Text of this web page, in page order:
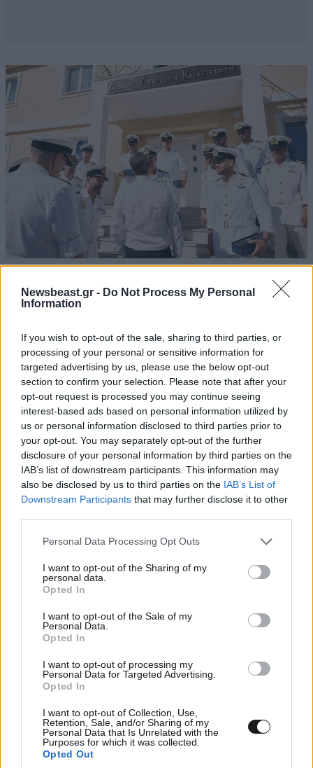
Newsbeast.gr - Do Not Process My Personal
Information
If you wish to opt-out of the sale, sharing to third parties, or
processing of your personal or sensitive information for
targeted advertising by us, please use the below opt-out
section to confirm your selection. Please note that after your
opt-out request is processed you may continue seeing
interest-based ads based on personal information utilized by
us or personal information disclosed to third parties prior to
your opt-out. You may separately opt-out of the further
disclosure of your personal information by third parties on the
IAB’s list of downstream participants. This information may
also be disclosed by us to third parties on the IAB’s List of
Downstream Participants that may further disclose it to other
Please note that this website/app uses one or more Google
not limited to your visit or usage behaviour. You may click to
grant or deny consent to Google and its third-party tags to
use your data for below specified purposes in below Google
consent section.
Personal Data Processing Opt Outs
I want to opt-out of the Sharing of my
personal data.
Opted In
I want to opt-out of the Sale of my
Personal Data.
Opted In
I want to opt-out of processing my
Personal Data for Targeted Advertising.
Opted In
I want to opt-out of Collection, Use,
Retention, Sale, and/or Sharing of my
Personal Data that Is Unrelated with the
Purposes for which it was collected.
Opted Out
Η Πρόεδρος του Κοινωφελούς Ιδρύματος
Λασκαρίδη, σημείωσε από την πλευρά της:
«Βρίσκομαι σήμερα εδώ εκπροσωπώντας το
Κοινωφελές Ίδρυμα “Αθανάσιος Κ. Λασκαρίδης”, σε
μια τελετή που για εμάς έχει ουσιαστικό
συμβολισμό.
Η δωρεά των 300 καταδυτικών ρολογιών χειρός προς
τη μονάδα Υποβρυχίων Καταστροφών αποτελεί μια
ακόμα πράξη έμπρακτης αναγνώρισης της σημασίας
του έργου των Ενόπλων Δυνάμεων και της ανάγκης
Η συνεργασία μας με τις Ένοπλες Δυνάμεις δεν
Αντιθέτως, είναι ουσιαστική και ενισχύεται χρόνο με
το χρόνο. Χτίστηκε μέσα στο πεδίο, εκεί όπου ο
καθένας μας δρα με διαφορετική αποστολή αλλά με
κοινή ευθύνη απέναντι στη χώρα μας. Εσείς για την
προστασία του φυσικού της πλούτου.
από το μνημόνιο συνεργασίας με το Υπουργείο
Εθνικής Άμυνας. Μέχρι σήμερα έχουμε υλοποιήσει 11
κοινές δράσεις παράκτιων και ηπειρωτικών